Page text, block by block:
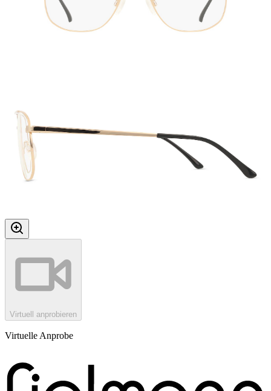
Virtuell anprobieren
Virtuelle Anprobe